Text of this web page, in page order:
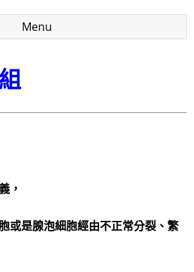
Menu
，
或是腺泡細胞經由不正常分裂、繁